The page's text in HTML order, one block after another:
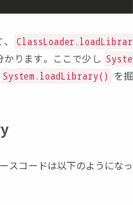
、
ClassLoader.loadLibrar
ります。ここで少し Syste
System.loadLibrary()
を掘
スコードは以下のようになっ